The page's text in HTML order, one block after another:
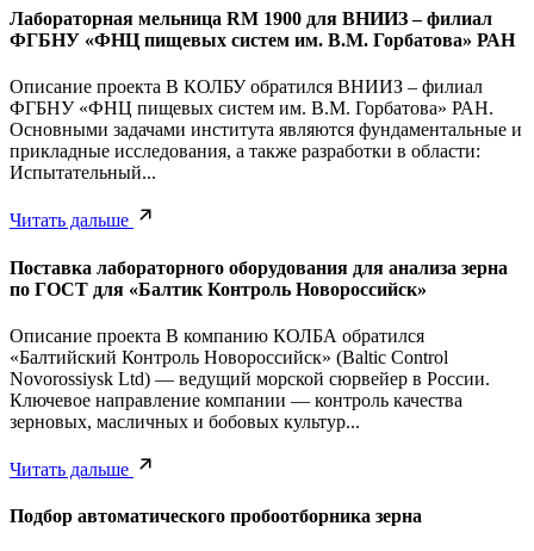
Лабораторная мельница RM 1900 для ВНИИЗ – филиал
ФГБНУ «ФНЦ пищевых систем им. В.М. Горбатова» РАН
Описание проекта В КОЛБУ обратился ВНИИЗ – филиал
ФГБНУ «ФНЦ пищевых систем им. В.М. Горбатова» РАН.
Основными задачами института являются фундаментальные и
прикладные исследования, а также разработки в области:
Испытательный...
Читать дальше
Поставка лабораторного оборудования для анализа зерна
по ГОСТ для «Балтик Контроль Новороссийск»
Описание проекта В компанию КОЛБА обратился
«Балтийский Контроль Новороссийск» (Baltic Control
Novorossiysk Ltd) — ведущий морской сюрвейер в России.
Ключевое направление компании — контроль качества
зерновых, масличных и бобовых культур...
Читать дальше
Подбор автоматического пробоотборника зерна